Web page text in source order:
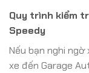
Quy trình kiểm
Speedy
Nếu bạn nghi
xe đến Garage